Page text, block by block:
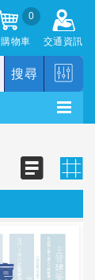
0
購物車 交通資訊
搜尋